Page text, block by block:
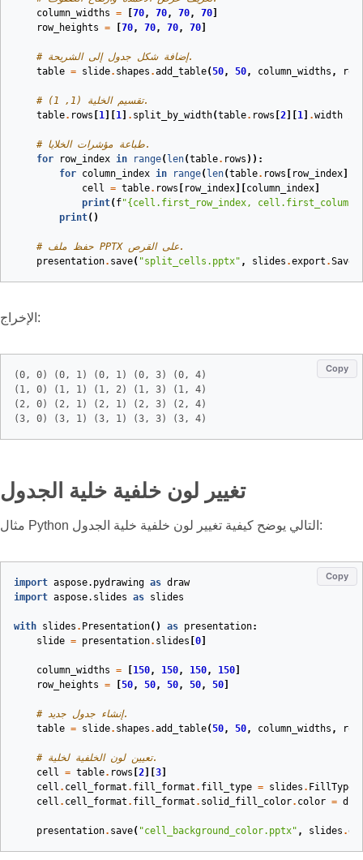
column_widths = 70, 70, 70, 70
row_heights = 70, 70, 70, 70
# إضافة شكل جدول إلى الشريحة.
table = slide. shapes .add_table(50, 50, column_widths ,
# تقسيم الخلية (1, 1).
table. rows 1 1 . split_by_width(table. rows 2 1 .width
# طباعة مؤشرات الخلايا.
for
row_index in range( len(table. rows )):
for column_index in range( len(table. rows row_index
cell = table. rows row_index column_index
print( f"{cell.first_row_index,
print()
# حفظ ملف PPTX على القرص.
presentation. save( "split_cells.pptx" , slides .export .
الإخراج:
Copy
(0, 0) (0, 1) (0, 1) (0, 3) (0, 4)
(1, 0) (1, 1) (1, 2) (1, 3) (1, 4)
(2, 0) (2, 1) (2, 1) (2, 3) (2, 4)
تغيير لون خلفية خلية الجدول
مثال Python التالي يوضح كيفية تغيير لون خلفية خلية الجدول:
Copy
import aspose.pydrawing as draw
import aspose.slides as slides
with slides . Presentation() as presentation:
slide = presentation. slides 0
column_widths = 150, 150, 150, 150
row_heights = 50, 50, 50, 50, 50
# إنشاء جدول جديد.
table = slide. shapes .add_table(50, 50, column_widths ,
# تعيين لون الخلفية لخلية.
cell = table. rows 2 3
cell . cell_format . fill_format . fill_type = slides . FillType
cell . cell_format . fill_format . solid_fill_color. color =
presentation. save( "cell_background_color.pptx" , slides .